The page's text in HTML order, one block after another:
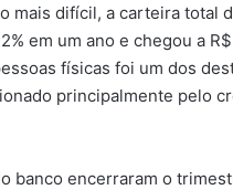
mais difícil, a carteira total
em um ano e chegou a
físicas foi um dos
principalmente pelo
banco encerraram o